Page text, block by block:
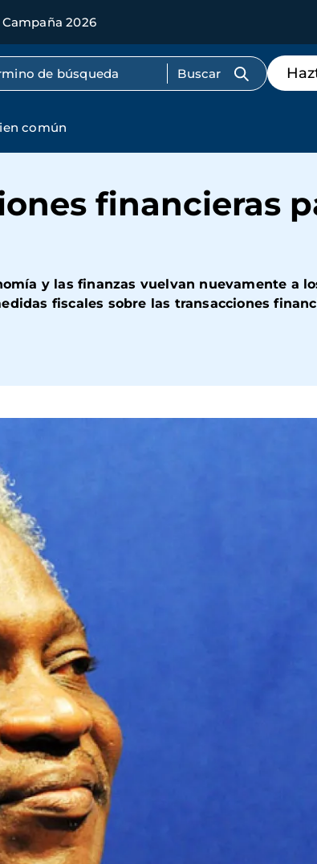
Campaña 2026
texto completo
Menú
de
común
financieras
y las finanzas vuelvan nuevamente a
fiscales sobre las transacciones